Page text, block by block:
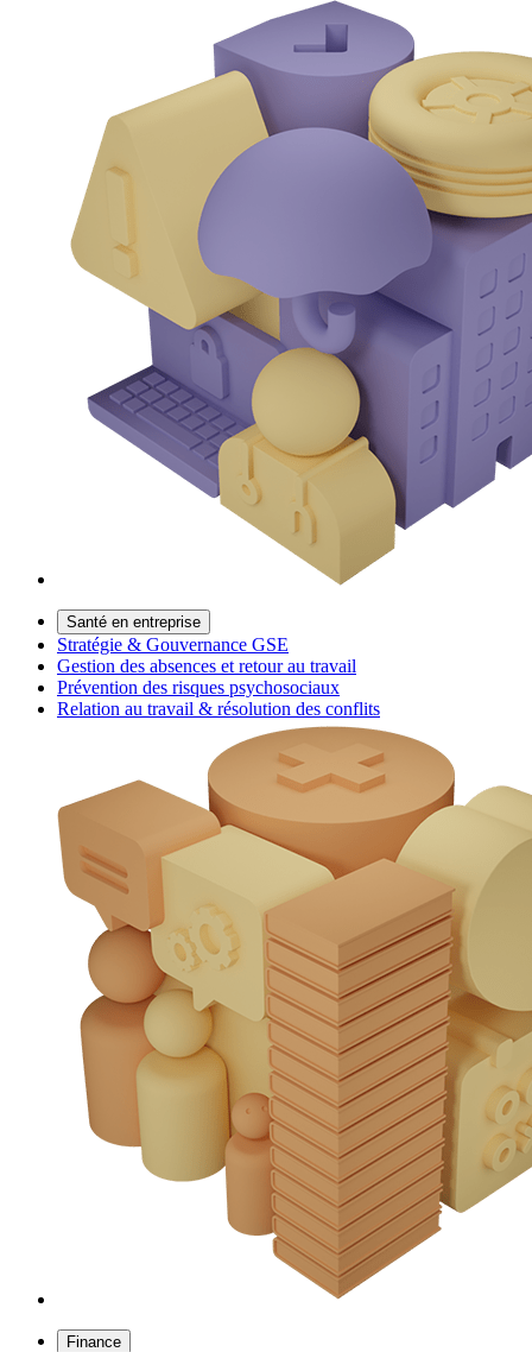
Santé en entreprise
Stratégie & Gouvernance GSE
Gestion des absences et retour au travail
Prévention des risques psychosociaux
Relation au travail & résolution des conflits
Finance